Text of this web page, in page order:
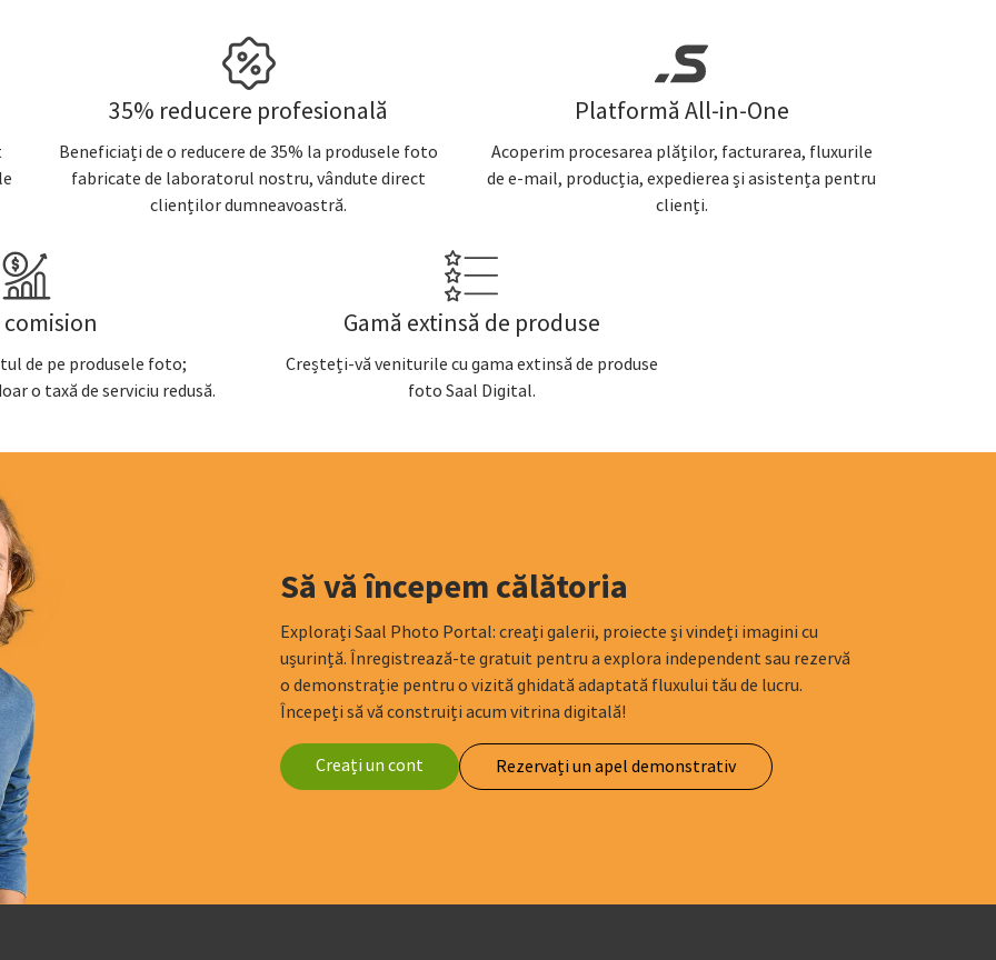
35% reducere profesională
Beneficiați de o reducere de 35% la produsele foto
fabricate de laboratorul nostru, vândute direct
clienților dumneavoastră.
Platformă All-in-One
Acoperim procesarea plăților, facturarea, fluxurile
de e-mail, producția, expedierea și asistența pentru
clienți.
comision
de pe produsele foto;
o taxă de serviciu redusă.
Gamă extinsă de produse
Creșteți-vă veniturile cu gama extinsă de produse
foto Saal Digital.
Să vă începem călătoria
Explorați Saal Photo Portal: creați galerii, proiecte și vindeți imagini cu
ușurință. Înregistrează-te gratuit pentru a explora independent sau rezervă
o demonstrație pentru o vizită ghidată adaptată fluxului tău de lucru.
Începeți să vă construiți acum vitrina digitală!
Creați un cont Rezervați un apel demonstrativ